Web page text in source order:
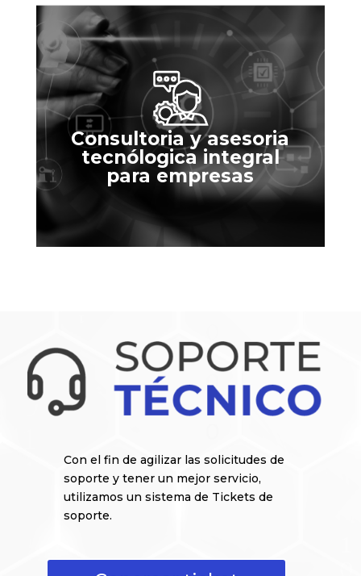
Consultoria y asesoria
tecnólogica integral
para empresas
Con el fin de agilizar las solicitudes de
soporte y tener un mejor servicio,
utilizamos un sistema de Tickets de